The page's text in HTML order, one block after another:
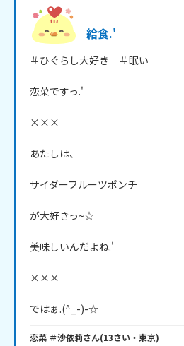
給食.'
＃ひぐらし大好き　＃眠い
恋菜ですっ.'
×××
あたしは、
サイダーフルーツポンチ
が大好きっ~☆
美味しいんだよね.'
×××
ではぁ.(^_-)-☆
恋菜 ＃沙依莉さん(13さい・ 東京)